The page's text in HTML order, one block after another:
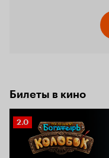
Билеты в кино
Рейтинг
Кинопоиска
2.0